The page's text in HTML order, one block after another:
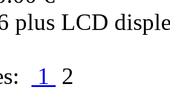
plus LCD
1 2